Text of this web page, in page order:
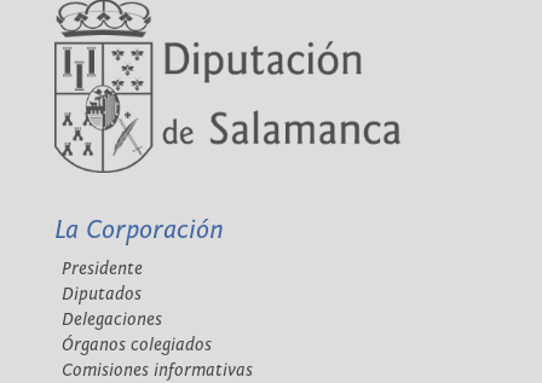
La Corporación
Presidente
Diputados
Delegaciones
Órganos colegiados
Comisiones informativas